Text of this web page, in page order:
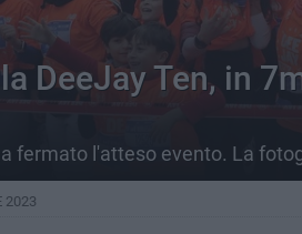
DeeJay Ten, in
fermato l'atteso evento. La
2023